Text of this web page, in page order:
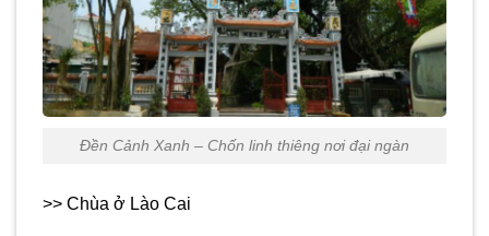
Đền Cảnh Xanh – Chốn linh thiêng nơi đại ngàn
>> Chùa ở Lào Cai